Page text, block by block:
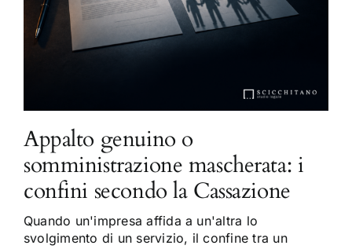
Appalto genuino o
somministrazione mascherata: i
confini secondo la Cassazione
Quando un'impresa affida a un'altra lo
svolgimento di un servizio, il confine tra un